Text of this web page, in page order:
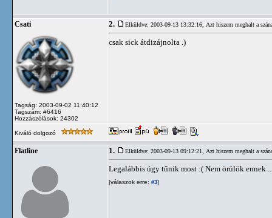
Csati
Tagság: 2003-09-02 11:40:12
Tagszám: #6416
Hozzászólások: 24302
2. Elküldve: 2003-09-13 13:32:16, Azt hiszem meghalt a
csak sick átdizájnolta .)
Kiváló dolgozó
Flatline 1. Elküldve: 2003-09-13 09:12:21, Azt hiszem meghalt a
Legalábbis úgy tűnik most :( Nem örülök ennek
[válaszok erre: #3]